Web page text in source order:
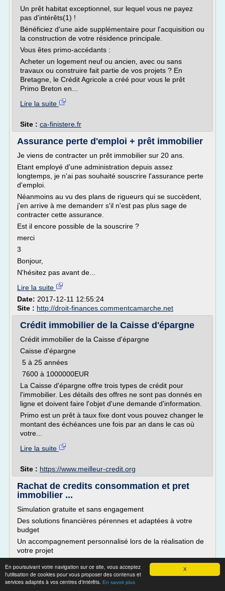
X
En poursuivant votre navigation sur ce site, vous acceptez
l'utilisation de cookies pour vous proposer des contenus et
services adaptés à vos centres d'intérêts. En savoir plus
Un prêt habitat exceptionnel, sur lequel vous ne payez
pas d'intérêts(1) !
Bénéficiez d'une aide supplémentaire pour l'acquisition ou
la construction de votre résidence principale.
Vous êtes primo-accédants :
Acheter un logement neuf ou ancien, avec ou sans
travaux ou construire fait partie de vos projets ? En
Bretagne, le Crédit Agricole a créé pour vous le prêt
Primo Breton en...
Lire la suite
Site : ca-finistere.fr
Assurance perte d'emploi + prêt immobilier
Je viens de contracter un prêt immobilier sur 20 ans.
Etant employé d'une administration depuis assez
longtemps, je n'ai pas souhaité souscrire l'assurance perte
d'emploi.
Néanmoins au vu des plans de rigueurs qui se succèdent,
j'en arrive à me demanderr s'il n'est pas plus sage de
contracter cette assurance.
Est il encore possible de la souscrire ?
merci
3
Bonjour,
N'hésitez pas avant de...
Lire la suite
Date: 2017-12-11 12:55:24
Site : http://droit-finances.commentcamarche.net
Crédit immobilier de la Caisse d'épargne
Crédit immobilier de la Caisse d'épargne
Caisse d'épargne
5 à 25 années
7600 à 1000000EUR
La Caisse d'épargne offre trois types de crédit pour
l'immobilier. Les détails des offres ne sont pas donnés en
ligne et doivent faire l'objet d'une demande d'information.
Primo est un prêt à taux fixe dont vous pouvez changer le
montant des échéances une fois par an dans le cas où
votre...
Lire la suite
Site : https://www.meilleur-credit.org
Rachat de credits consommation et pret
immobilier ...
Simulation gratuite et sans engagement
Des solutions financières pérennes et adaptées à votre
budget
Un accompagnement personnalisé lors de la réalisation de
votre projet
Crédit Unique : une expérience de 20 ans dans le domaine
du rachat de crédits
Il y a certainement une agence Crédit Unique près de chez